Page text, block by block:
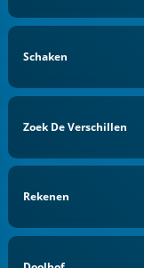
Schaken
Zoek De Verschillen
Rekenen